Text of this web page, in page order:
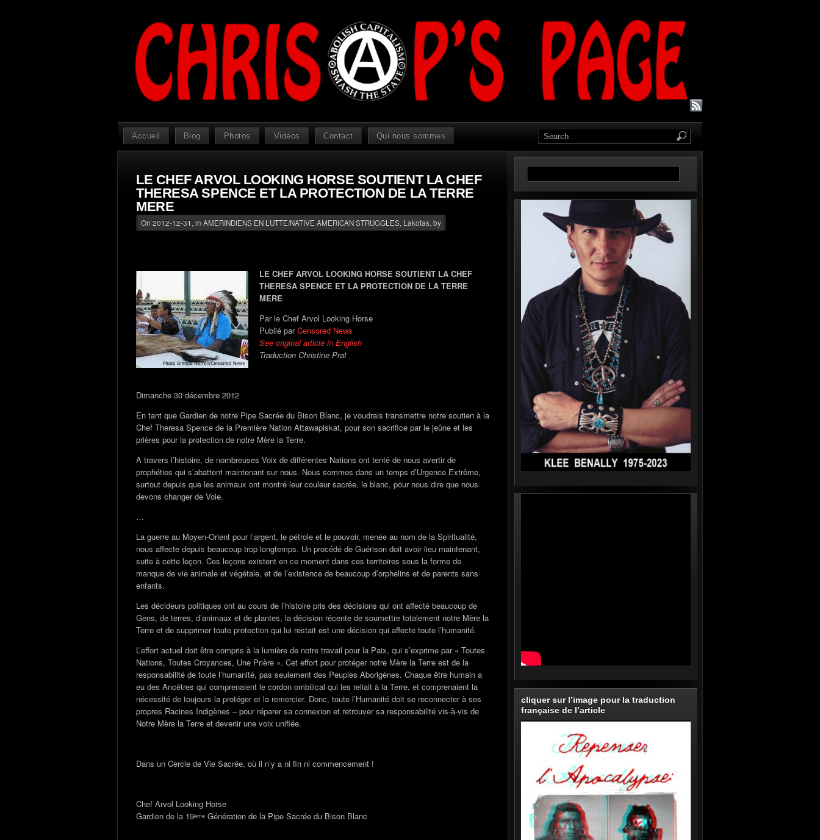
Accueil Blog Photos Vidéos Contact Qui nous sommes
LE CHEF ARVOL LOOKING HORSE SOUTIENT LA CHEF
THERESA SPENCE ET LA PROTECTION DE LA TERRE
MERE
On 2012-12-31, in AMERINDIENS EN LUTTE/NATIVE AMERICAN STRUGGLES Lakotas , by
LE CHEF ARVOL LOOKING HORSE SOUTIENT LA CHEF
THERESA SPENCE ET LA PROTECTION DE LA TERRE
MERE
Par le Chef Arvol Looking Horse
Publié parCensored News
See original article in English
Traduction Christine Prat
Dimanche 30 décembre 2012
En tant que Gardien de notre Pipe Sacrée du Bison Blanc, je voudrais transmettre notre soutien à la
Chef Theresa Spence de la Première Nation Attawapiskat, pour son sacrifice par le jeûne et les
prières pour la protection de notre Mère la Terre.
A travers l’histoire, de nombreuses Voix de différentes Nations ont tenté de nous avertir de
prophéties qui s’abattent maintenant sur nous. Nous sommes dans un temps d’Urgence Extrême,
surtout depuis que les animaux ont montré leur couleur sacrée, le blanc, pour nous dire que nous
devons changer de Voie.
…
La guerre au Moyen-Orient pour l’argent, le pétrole et le pouvoir, menée au nom de la Spiritualité,
nous affecte depuis beaucoup trop longtemps. Un procédé de Guérison doit avoir lieu maintenant,
suite à cette leçon. Ces leçons existent en ce moment dans ces territoires sous la forme de
manque de vie animale et végétale, et de l’existence de beaucoup d’orphelins et de parents sans
enfants.
Les décideurs politiques ont au cours de l’histoire pris des décisions qui ont affecté beaucoup de
Gens, de terres, d’animaux et de plantes, la décision récente de soumettre totalement notre Mère la
Terre et de supprimer toute protection qui lui restait est une décision qui affecte toute l’humanité.
L’effort actuel doit être compris à la lumière de notre travail pour la Paix, qui s’exprime par « Toutes
Nations, Toutes Croyances, Une Prière ». Cet effort pour protéger notre Mère la Terre est de la
responsabilité de toute l’humanité, pas seulement des Peuples Aborigènes. Chaque être humain a
eu des Ancêtres qui comprenaient le cordon ombilical qui les reliait à la Terre, et comprenaient la
nécessité de toujours la protéger et la remercier. Donc, toute l’Humanité doit se reconnecter à ses
propres Racines Indigènes – pour réparer sa connexion et retrouver sa responsabilité vis-à-vis de
Notre Mère la Terre et devenir une voix unifiée.
Dans un Cercle de Vie Sacrée, où il n’y a ni fin ni commencement !
Chef Arvol Looking Horse
Gardien de la 19ème Génération de la Pipe Sacrée du Bison Blanc
cliquer sur l’image pour la traduction
française de l’article